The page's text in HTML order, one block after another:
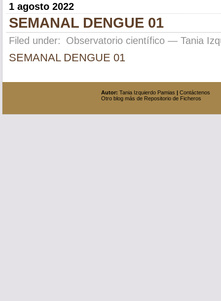
1 agosto 2022
SEMANAL DENGUE 01
Filed under: Observatorio científico— Tania
SEMANAL DENGUE 01
Autor: Tania Izquierdo Pamias | Contáctenos
Otro blog más de Repositorio de Ficheros